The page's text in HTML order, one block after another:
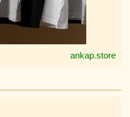
ankap.store